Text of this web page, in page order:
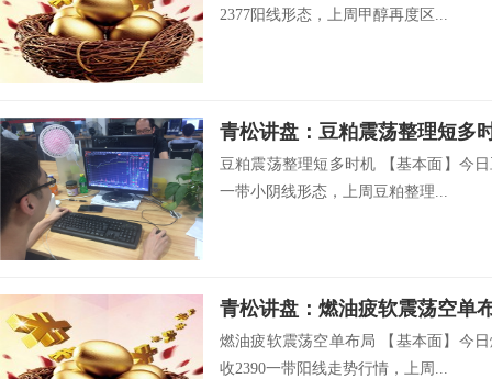
2377阳线形态，上周甲醇再度区...
青松讲盘：豆粕震荡整理短多
豆粕震荡整理短多时机 【基本面】今
一带小阴线形态，上周豆粕整理...
青松讲盘：燃油疲软震荡空单
燃油疲软震荡空单布局 【基本面】今
收2390一带阳线走势行情，上周...